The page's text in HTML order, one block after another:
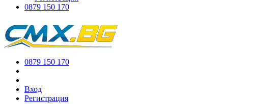
0879 150 170
0879 150 170
Вход
Регистрация